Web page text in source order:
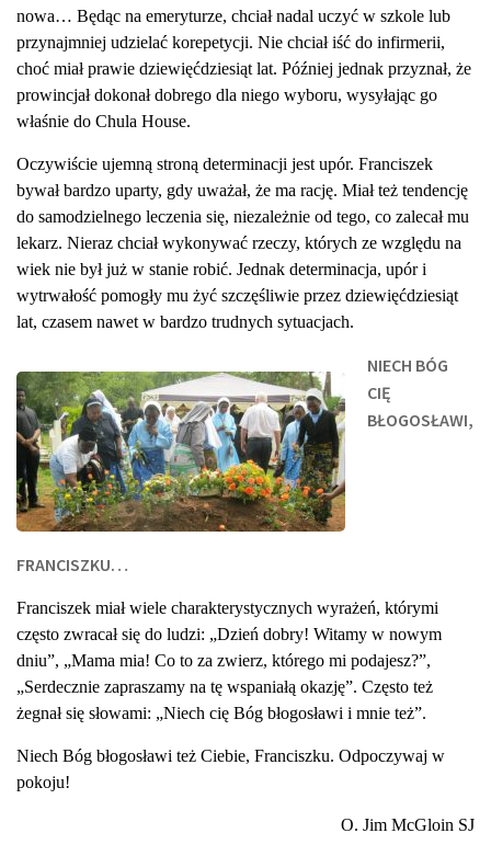
nowa… Będąc na emeryturze, chciał nadal uczyć w szkole lub
przynajmniej udzielać korepetycji. Nie chciał iść do infirmerii,
choć miał prawie dziewięćdziesiąt lat. Później jednak przyznał, że
prowincjał dokonał dobrego dla niego wyboru, wysyłając go
właśnie do Chula House.
Oczywiście ujemną stroną determinacji jest upór. Franciszek
bywał bardzo uparty, gdy uważał, że ma rację. Miał też tendencję
do samodzielnego leczenia się, niezależnie od tego, co zalecał mu
lekarz. Nieraz chciał wykonywać rzeczy, których ze względu na
wiek nie był już w stanie robić. Jednak determinacja, upór i
wytrwałość pomogły mu żyć szczęśliwie przez dziewięćdziesiąt
lat, czasem nawet w bardzo trudnych sytuacjach.
NIECH BÓG
CIĘ
BŁOGOSŁAWI,
FRANCISZKU…
Franciszek miał wiele charakterystycznych wyrażeń, którymi
często zwracał się do ludzi: „Dzień dobry! Witamy w nowym
dniu”, „Mama mia! Co to za zwierz, którego mi podajesz?”,
„Serdecznie zapraszamy na tę wspaniałą okazję”. Często też
żegnał się słowami: „Niech cię Bóg błogosławi i mnie też”.
Niech Bóg błogosławi też Ciebie, Franciszku. Odpoczywaj w
pokoju!
O. Jim McGloin SJ